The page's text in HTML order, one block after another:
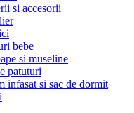
si accesorii
bebe
si museline
patuturi
infasat si sac de dormit